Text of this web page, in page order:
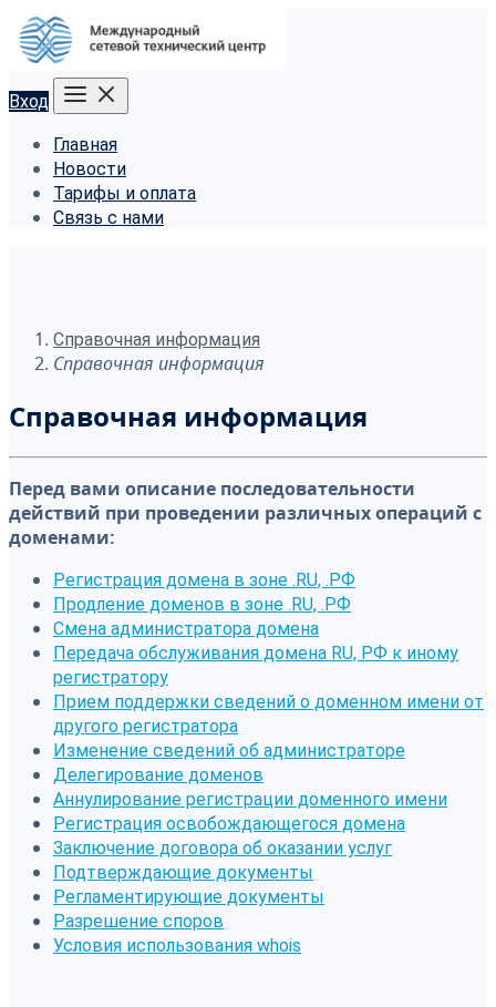
Вход
Главная
Новости
Тарифы и оплата
Связь с нами
Справочная информация
Справочная информация
Справочная информация
Перед вами описание последовательности
действий при проведении различных операций с
доменами:
Регистрация домена в зоне .RU, .РФ
Продление доменов в зоне .RU, .РФ
Смена администратора домена
Передача обслуживания домена RU, РФ к иному
регистратору
Прием поддержки сведений о доменном имени от
другого регистратора
Изменение сведений об администраторе
Делегирование доменов
Аннулирование регистрации доменного имени
Регистрация освобождающегося домена
Заключение договора об оказании услуг
Подтверждающие документы
Регламентирующие документы
Разрешение споров
Условия использования whois